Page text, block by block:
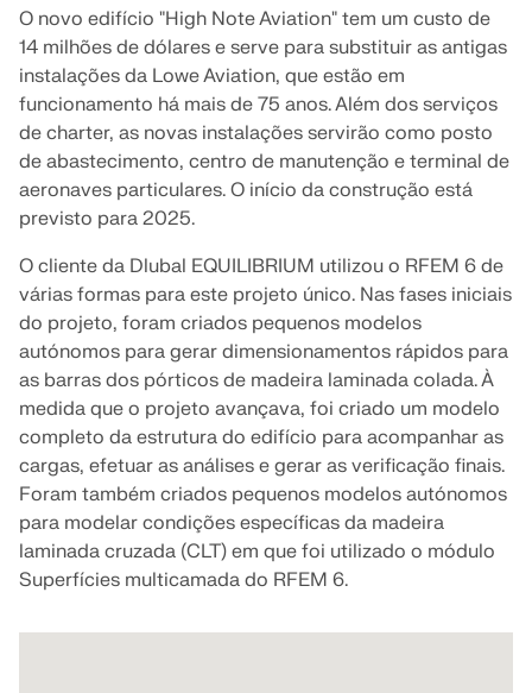
RWIND 3
Software CFD para túneis de vento digitais
Mais informação
API Dlubal
A sua porta de entrada para modelação paramétrica e
automação
Descobrir a API
Documentação da API
durante os seus estudos.
OBTER LICENÇA GRATUITA
LIGAR AO SUPORTE
engenharia e leve sua carreira a novos patamares.
EXPLORE VAGAS EM ABERTO
O novo edifício "High Note Aviation" tem um custo de
14 milhões de dólares e serve para substituir as antigas
instalações da Lowe Aviation, que estão em
funcionamento há mais de 75 anos. Além dos serviços
de charter, as novas instalações servirão como posto
de abastecimento, centro de manutenção e terminal de
aeronaves particulares. O início da construção está
previsto para 2025.
O cliente da Dlubal EQUILIBRIUM utilizou o RFEM 6 de
várias formas para este projeto único. Nas fases iniciais
do projeto, foram criados pequenos modelos
autónomos para gerar dimensionamentos rápidos para
as barras dos pórticos de madeira laminada colada. À
medida que o projeto avançava, foi criado um modelo
completo da estrutura do edifício para acompanhar as
cargas, efetuar as análises e gerar as verificação finais.
Foram também criados pequenos modelos autónomos
para modelar condições específicas da madeira
laminada cruzada (CLT) em que foi utilizado o módulo
Superfícies multicamada do RFEM 6.